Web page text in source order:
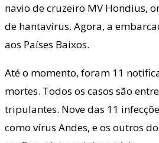
navio de cruzeiro MV Hondius,
de hantavírus. Agora, a
aos Países Baixos.
Até o momento, foram 11
mortes. Todos os casos são
tripulantes. Nove das 11
como vírus Andes, e os outros